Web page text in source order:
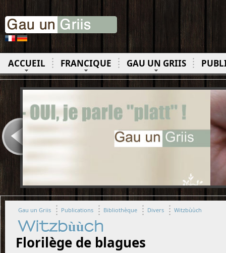
ACCUEIL FRANCIQUE GAU UN GRIIS
Gau un Griis Publications Bibliothèque Divers Witzbùùch
Witzbùùch
Florilège de blagues